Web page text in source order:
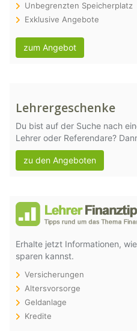
Unbegrenzten Speicherplatz
Exklusive Angebote
zum Angebot
Lehrergeschenke
Du bist auf der Suche nach
Lehrer oder Referendare?
zu den Angeboten
Erhalte jetzt Informationen,
sparen kannst.
Versicherungen
Altersvorsorge
Geldanlage
Kredite